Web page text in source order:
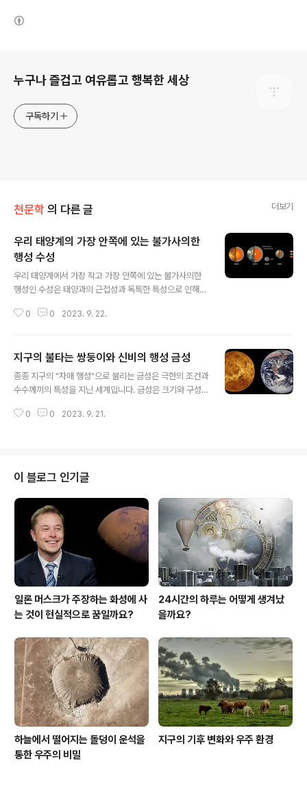
누구나 즐겁고 여유롭고 행복한 세상
구독하기
천문학 의 다른 글 더보기
우리 태양계의 가장 안쪽에 있는 불가사의한
행성 수성
우리 태양계에서 가장 작고 가장 안쪽에 있는 불가사의한
행성인 수성은 태양과의 근접성과 독특한 특성으로 인해
의해 가려졌음에도 불구하고 수성은 호기심과 과학적 중요
행을 시작할 것입니다. 수성 Mercury라고 불리는 수성은
태양에서 가장 가까운 행성으로 불과 5,800만 킬로미터
(3,600만 마일) 떨어져 있습니다. 이것은 지구, 금성, 화성
행성으로 불립니다. 태양과의 근접성에도 불구하고 수성은
0 0 2023. 9. 22.
지구의 불타는 쌍둥이와 신비의 행성 금성
종종 지구의 "자매 행성"으로 불리는 금성은 극한의 조건과
수수께끼의 특성을 지닌 세계입니다. 금성은 크기와 구성
는 측면에서 극명한 대조를 보여줍니다. 이 글에서 우리는
다. 금성 비너스(Venus)라 불리는 금성은 수성과 지구 사
이에 위치한 우리 태양계의 태양에서 두 번째 행성입니다.
지름이 약 7,520마일(12,104km)로 지구보다 약 400마
일(644km) 정도 작을 정도로 크기가 비슷하기 때문에 흔
히 지구의 쌍둥이라고 불립니다. 그러나 금성은 극단적인
조건으로 정의되는 세계이기..
0 0 2023. 9. 21.
이 블로그 인기글
일론 머스크가 주장하는 화성에 사
는 것이 현실적으로 꿈일까요?
24시간의 하루는 어떻게 생겨났
을까요?
하늘에서 떨어지는 돌덩이 운석을
통한 우주의 비밀
지구의 기후 변화와 우주 환경